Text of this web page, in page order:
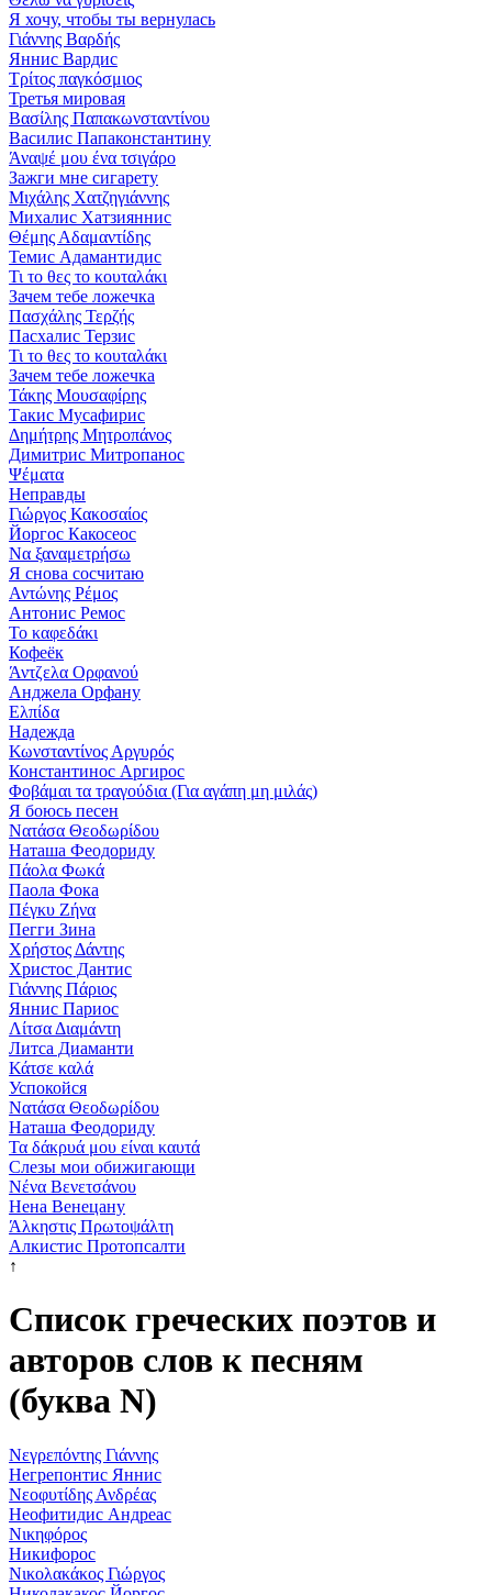
Я хочу, чтобы ты вернулась
Γιάννης Βαρδής
Яннис Вардис
Τρίτος παγκόσμιος
Третья мировая
Βασίλης Παπακωνσταντίνου
Василис Папаконстантину
Άναψέ μου ένα τσιγάρο
Зажги мне сигарету
Μιχάλης Χατζηγιάννης
Михалис Хатзияннис
Θέμης Αδαμαντίδης
Темис Адамантидис
Τι το θες το κουταλάκι
Зачем тебе ложечка
Πασχάλης Τερζής
Пасхалис Терзис
Τι το θες το κουταλάκι
Зачем тебе ложечка
Τάκης Μουσαφίρης
Такис Мусафирис
Δημήτρης Μητροπάνος
Димитрис Митропанос
Ψέματα
Неправды
Γιώργος Κακοσαίος
Йоргос Какосеос
Να ξαναμετρήσω
Я снова сосчитаю
Αντώνης Ρέμος
Антонис Ремос
Το καφεδάκι
Кофеёк
Άντζελα Ορφανού
Анджела Орфану
Ελπίδα
Надежда
Κωνσταντίνος Αργυρός
Константинос Аргирос
Φοβάμαι τα τραγούδια (Για αγάπη μη μιλάς)
Я боюсь песен
Νατάσα Θεοδωρίδου
Наташа Феодориду
Πάολα Φωκά
Паола Фока
Πέγκυ Ζήνα
Пегги Зина
Χρήστος Δάντης
Христос Дантис
Γιάννης Πάριος
Яннис Париос
Λίτσα Διαμάντη
Литса Диаманти
Κάτσε καλά
Успокойся
Νατάσα Θεοδωρίδου
Наташа Феодориду
Τα δάκρυά μου είναι καυτά
Слезы мои обижигающи
Νένα Βενετσάνου
Нена Венецану
Άλκηστις Πρωτοψάλτη
Алкистис Протопсалти
↑
Список греческих поэтов и
авторов слов к песням
(буква Ν)
Νεγρεπόντης Γιάννης
Негрепонтис Яннис
Νεοφυτίδης Ανδρέας
Неофитидис Андреас
Νικηφόρος
Никифорос
Νικολακάκος Γιώργος